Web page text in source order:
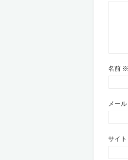
名前 ※
メール
サイト